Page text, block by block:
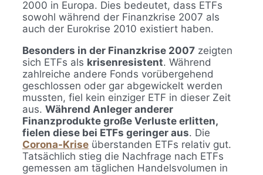
2000 in Europa. Dies bedeutet, dass ETFs
sowohl während der Finanzkrise 2007 als
auch der Eurokrise 2010 existiert haben.
Besonders in der Finanzkrise 2007 zeigten
sich ETFs als krisenresistent. Während
zahlreiche andere Fonds vorübergehend
geschlossen oder gar abgewickelt werden
mussten, fiel kein einziger ETF in dieser Zeit
aus. Während Anleger anderer
Finanzprodukte große Verluste erlitten,
fielen diese bei ETFs geringer aus. Die
Corona-Krise überstanden ETFs relativ gut.
Tatsächlich stieg die Nachfrage nach ETFs
gemessen am täglichen Handelsvolumen in